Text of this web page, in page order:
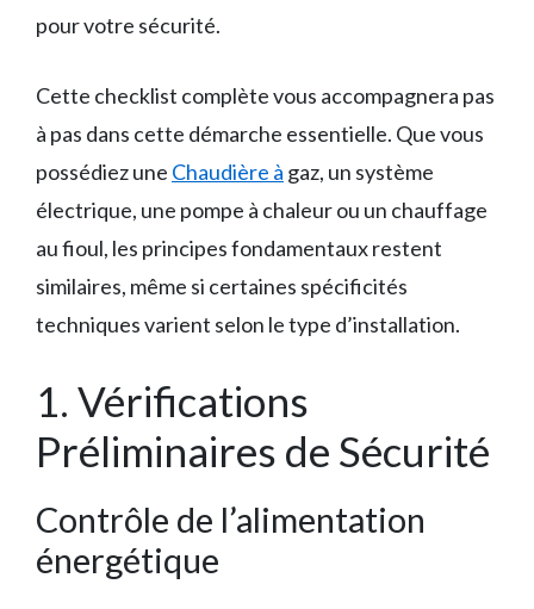
pour votre sécurité.
Cette checklist complète vous accompagnera pas
à pas dans cette démarche essentielle. Que vous
possédiez une Chaudière à gaz, un système
électrique, une pompe à chaleur ou un chauffage
au fioul, les principes fondamentaux restent
similaires, même si certaines spécificités
techniques varient selon le type d’installation.
1. Vérifications
Préliminaires de Sécurité
Contrôle de l’alimentation
énergétique